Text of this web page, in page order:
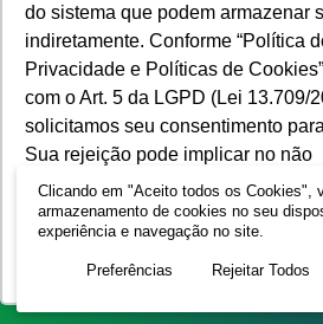
do sistema que podem armazenar
indiretamente. Conforme “Política
Privacidade e Políticas de
com o Art. 5 da LGPD (Lei 13.709/
solicitamos seu consentimento
Sua rejeição pode implicar no não
funcionamento do site. Saiba mais
Parcerias
O UniDomBosco está na:
O UniDomBosco credencia a empresa
Clicando em "Aceito todos os Cookies",
armazenamento de cookies no seu
experiência e navegação no site.
Preferências Rejeitar Todos